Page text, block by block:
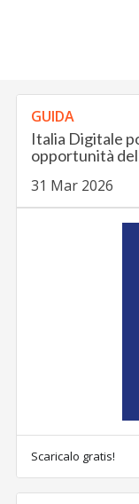
GUIDA
Italia Digitale
opportunità
31 Mar 2026
Scaricalo gratis!